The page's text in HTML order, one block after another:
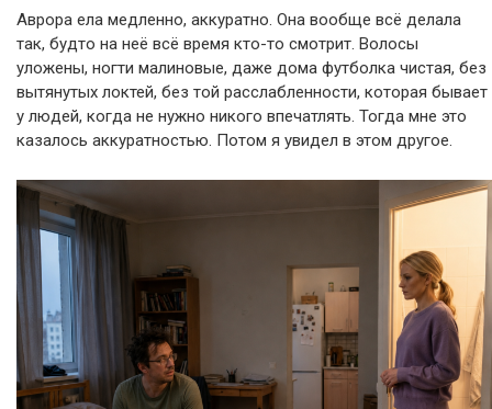
Аврора ела медленно, аккуратно. Она вообще всё делала
так, будто на неё всё время кто-то смотрит. Волосы
уложены, ногти малиновые, даже дома футболка чистая, без
вытянутых локтей, без той расслабленности, которая бывает
у людей, когда не нужно никого впечатлять. Тогда мне это
казалось аккуратностью. Потом я увидел в этом другое.